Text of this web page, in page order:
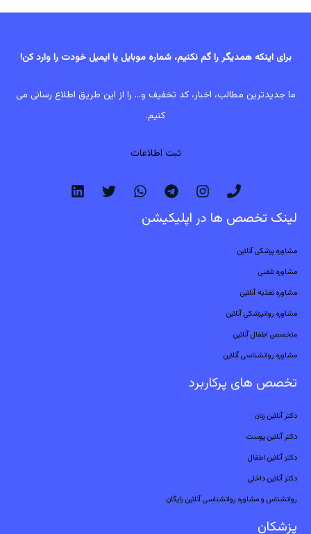
برای اینکه همدیگر را گم نکنیم، شماره موبایل یا ایمیل خودت را وارد کن!
ما جدیدترین مطالب، اخبار، کد تخفیف و... را از این طریق اطلاع رسانی می
کنیم.
ثبت اطلاعات
لینک تخصص ها در اپلیکیشن
مشاوره پزشکی آنلاین
مشاوره تلفنی
مشاوره تغذیه آنلاین
مشاوره روانپزشکی آنلاین
متخصص اطفال آنلاین
مشاوره روانشناسی آنلاین
تخصص های پرکاربرد
دکتر آنلاین زنان
دکتر آنلاین پوست
دکتر آنلاین اطفال
دکتر آنلاین داخلی
روانشناس و مشاوره روانشناسی آنلاین رایگان
پزشکان